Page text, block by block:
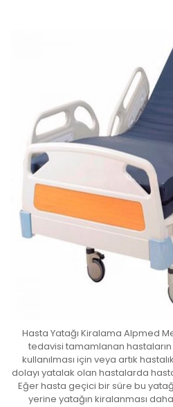
Hasta Yatağı Kiralama Alpmed
tedavisi tamamlanan
kullanılması için veya artık
dolayı yatalak olan hastalarda
Eğer hasta geçici bir süre bu
yerine yatağın kiralanması